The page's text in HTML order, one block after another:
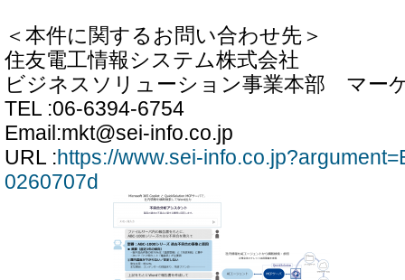
＜本件に関するお問い合わせ先＞
住友電工情報システム株式会社
ビジネスソリューション事業本部 マー
TEL :06-6394-6754
Email:mkt@sei-info.co.jp
URL :https://www.sei-
0260707d